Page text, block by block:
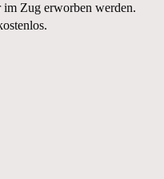
im Zug erworben werden.